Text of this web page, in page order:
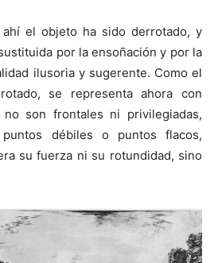
el objeto ha sido derrotado, y
por la ensoñación y por la
ilusoria y sugerente. Como el
se representa ahora con
son frontales ni privilegiadas,
débiles o puntos flacos,
su fuerza ni su rotundidad, sino